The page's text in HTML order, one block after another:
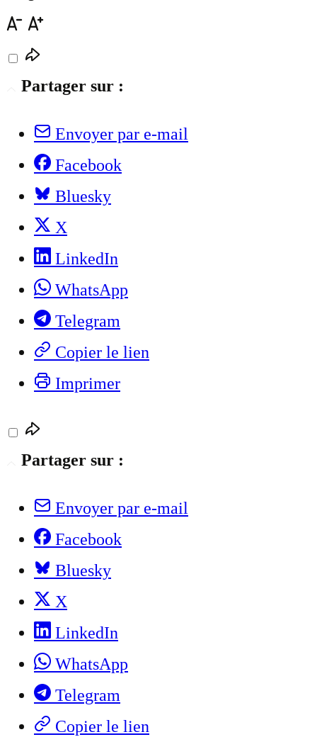
Partager sur :
Envoyer par e-mail
Facebook
Bluesky
X
LinkedIn
WhatsApp
Telegram
Copier le lien
Imprimer
Partager sur :
Envoyer par e-mail
Facebook
Bluesky
X
LinkedIn
WhatsApp
Telegram
Copier le lien